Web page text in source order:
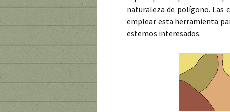
naturaleza de polígono. Las
emplear esta herramienta
estemos interesados.